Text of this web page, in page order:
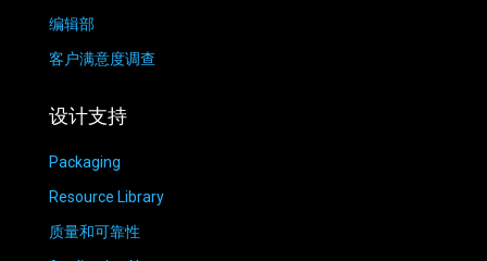
编辑部
客户满意度调查
设计支持
Packaging
Resource Library
质量和可靠性